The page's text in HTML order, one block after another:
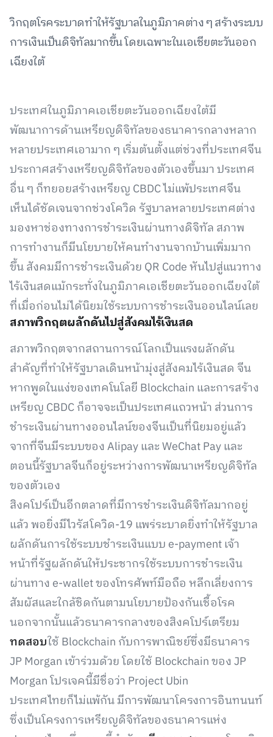
วิกฤตโรคระบาดทำให้รัฐบาลในภูมิภาคต่าง ๆ สร้างระบบ
การเงินเป็นดิจิทัลมากขึ้น โดยเฉพาะในเอเชียตะวันออก
เฉียงใต้
ประเทศในภูมิภาคเอเชียตะวันออกเฉียงใต้มี
พัฒนาการด้านเหรียญดิจิทัลของธนาคารกลางหลาก
หลายประเทศเอามาก ๆ เริ่มต้นตั้งแต่ช่วงที่ประเทศจีน
ประกาศสร้างเหรียญดิจิทัลของตัวเองขึ้นมา ประเทศ
อื่น ๆ ก็ทยอยสร้างเหรียญ CBDC ไม่แพ้ประเทศจีน
เห็นได้ชัดเจนจากช่วงโควิด รัฐบาลหลายประเทศต่าง
มองหาช่องทางการชำระเงินผ่านทางดิจิทัล สภาพ
การทำงานก็มีนโยบายให้คนทำงานจากบ้านเพิ่มมาก
ขึ้น สังคมมีการชำระเงินด้วย QR Code หันไปสู่แนวทาง
ไร้เงินสดแม้กระทั่งในภูมิภาคเอเชียตะวันออกเฉียงใต้
ที่เมื่อก่อนไม่ได้นิยมใช้ระบบการชำระเงินออนไลน์เลย
สภาพวิกฤตผลักดันไปสู่สังคมไร้เงินสด
สภาพวิกฤตจากสถานการณ์โลกเป็นแรงผลักดัน
สำคัญที่ทำให้รัฐบาลเดินหน้ามุ่งสู่สังคมไร้เงินสด จีน
หากพูดในแง่ของเทคโนโลยี Blockchain และการสร้าง
เหรียญ CBDC ก็อาจจะเป็นประเทศแถวหน้า ส่วนการ
ชำระเงินผ่านทางออนไลน์ของจีนเป็นที่นิยมอยู่แล้ว
จากที่จีนมีระบบของ Alipay และ WeChat Pay และ
ตอนนี้รัฐบาลจีนก็อยู่ระหว่างการพัฒนาเหรียญดิจิทัล
ของตัวเอง
สิงคโปร์เป็นอีกตลาดที่มีการชำระเงินดิจิทัลมากอยู่
แล้ว พอยิ่งมีไวรัสโควิด-19 แพร่ระบาดยิ่งทำให้รัฐบาล
ผลักดันการใช้ระบบชำระเงินแบบ e-payment เจ้า
หน้าที่รัฐผลักดันให้ประชากรใช้ระบบการชำระเงิน
ผ่านทาง e-wallet ของโทรศัพท์มือถือ หลีกเลี่ยงการ
สัมผัสและใกล้ชิดกันตามนโยบายป้องกันเชื้อโรค
นอกจากนั้นแล้วธนาคารกลางของสิงคโปร์เตรียม
ทดสอบใช้ Blockchain กับการพาณิชย์ซึ่งมีธนาคาร
JP Morgan เข้าร่วมด้วย โดยใช้ Blockchain ของ JP
Morgan โปรเจคนี้มีชื่อว่า Project Ubin
ประเทศไทยก็ไม่แพ้กัน มีการพัฒนาโครงการอินทนนท์
ซึ่งเป็นโครงการเหรียญดิจิทัลของธนาคารแห่ง